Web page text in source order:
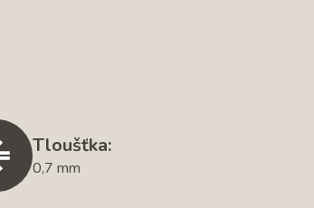
Tloušťka:
0,7 mm